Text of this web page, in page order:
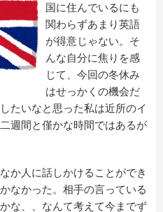
国に住んでいるにも
関わらずあまり英語
が得意じゃない。そ
んな自分に焦りを感
じて、今回の冬休み
はせっかくの機会だ
たいなと思った私は近所のイ
週間と僅かな時間ではあるが
か人に話しかけることができ
なかった。相手の言っている
な、、なんて考えて今までず